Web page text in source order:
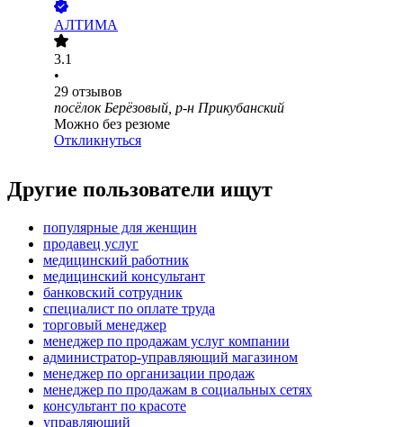
АЛТИМА
3.1
•
29 отзывов
посёлок Берёзовый, р-н Прикубанский
Можно без резюме
Откликнуться
Другие пользователи ищут
популярные для женщин
продавец услуг
медицинский работник
медицинский консультант
банковский сотрудник
специалист по оплате труда
торговый менеджер
менеджер по продажам услуг компании
администратор-управляющий магазином
менеджер по организации продаж
менеджер по продажам в социальных сетях
консультант по красоте
управляющий